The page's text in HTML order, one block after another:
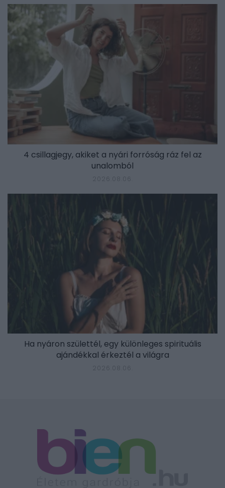
4 csillagjegy, akiket a nyári forróság ráz fel az
unalomból
Ha nyáron születtél, egy különleges spirituális
ajándékkal érkeztél a világra